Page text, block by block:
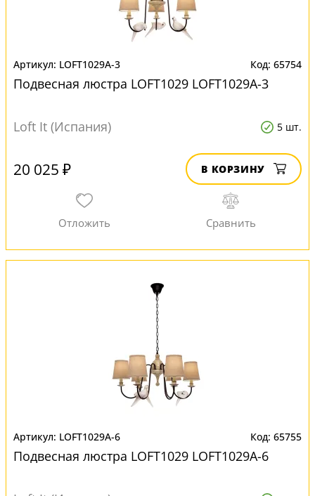
LOFT1029A-3 65754
Подвесная люстра LOFT1029 LOFT1029A-3
Loft It (Испания) 5 шт.
20 025 ₽ В КОРЗИНУ
LOFT1029A-6 65755
Подвесная люстра LOFT1029 LOFT1029A-6